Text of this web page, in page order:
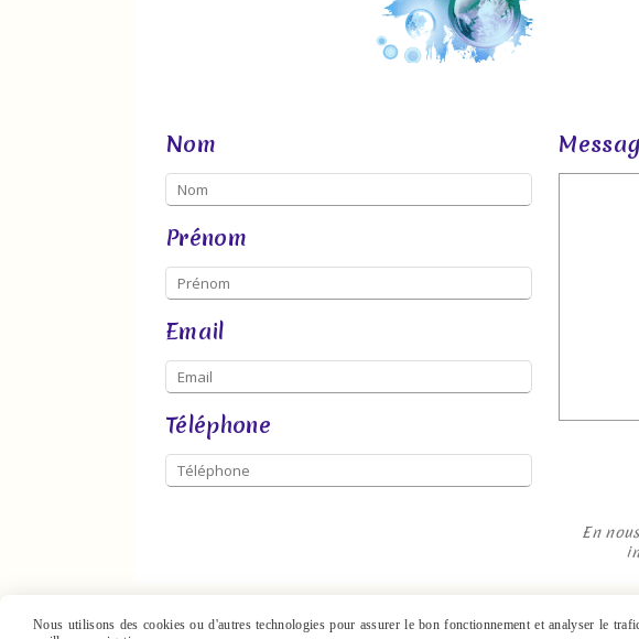
Nom
Prénom
Email
Téléphone
En
Nous utilisons des cookies ou d'autres technologies pour assurer le bon fonctionnement et analyser le